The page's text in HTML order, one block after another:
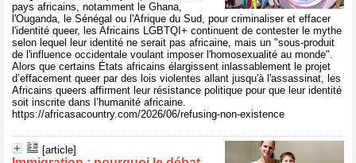
pays africains, notamment le Ghana,
l'Ouganda, le Sénégal ou l'Afrique du Sud, pour criminaliser et effacer
l'identité queer, les Africains LGBTQI+ continuent de contester le mythe
selon lequel leur identité ne serait pas africaine, mais un "sous-produit
de l'influence occidentale voulant imposer l'homosexualité au monde".
Alors que certains États africains élargissent inlassablement le projet
d’effacement queer par des lois violentes allant jusqu'à l'assassinat, les
Africains queers affirment leur résistance politique pour que leur identité
soit inscrite dans l’humanité africaine.
https://africasacountry.com/2026/06/refusing-non-existence
[article]